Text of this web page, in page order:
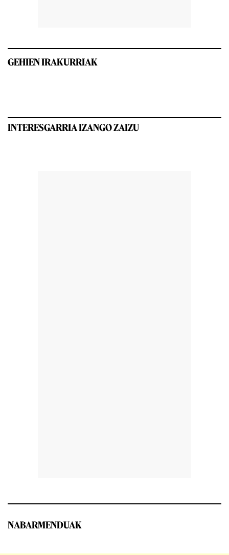
GEHIEN IRAKURRIAK
INTERESGARRIA IZANGO ZAIZU
NABARMENDUAK